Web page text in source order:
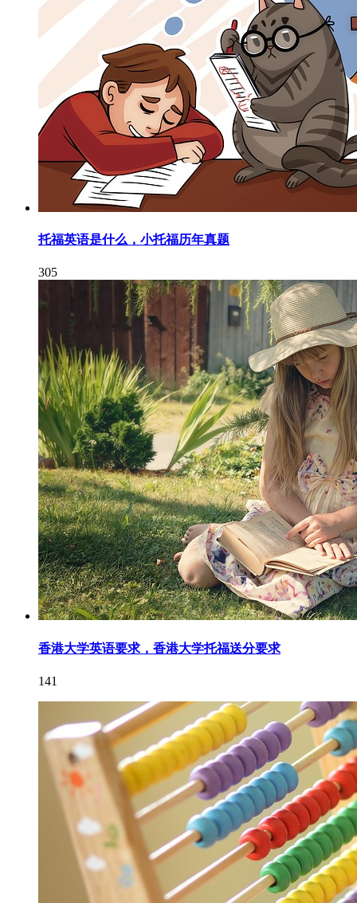
托福英语是什么，小托福历年真题
305
香港大学英语要求，香港大学托福送分要求
141